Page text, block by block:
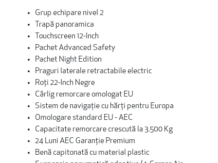
Grup echipare nivel 2
Trapă panoramica
Touchscreen 12-Inch
Pachet Advanced Safety
Pachet Night Edition
Praguri laterale retractabile electric
Roți 22-Inch Negre
Cârlig remorcare omologat EU
Sistem de navigație cu hărți pentru Europa
Omologare standard EU - AEC
Capacitate remorcare crescută la 3.500 Kg
24 Luni AEC Garanție Premium
Benă capitonată cu material plastic